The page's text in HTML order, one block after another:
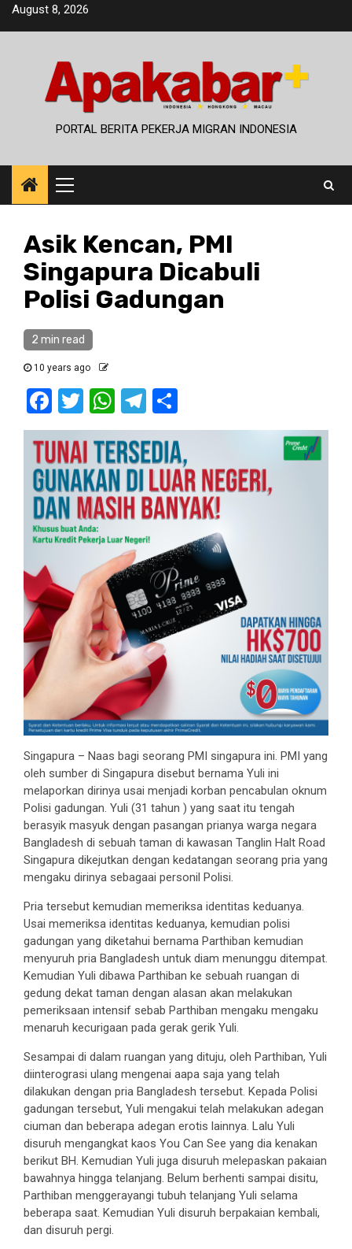
SkipAugust 8, 2026
PORTAL BERITA PEKERJA MIGRAN INDONESIA
Primary
Menu
Asik Kencan, PMI
Singapura Dicabuli
Polisi Gadungan
2 min read
10 years ago
Facebook
Twitter
WhatsApp
Telegram
Singapura – Naas bagi seorang PMI singapura ini. PMI yang
oleh sumber di Singapura disebut bernama Yuli ini
melaporkan dirinya usai menjadi korban pencabulan oknum
Polisi gadungan. Yuli (31 tahun ) yang saat itu tengah
berasyik masyuk dengan pasangan prianya warga negara
Bangladesh di sebuah taman di kawasan Tanglin Halt Road
Singapura dikejutkan dengan kedatangan seorang pria yang
mengaku dirinya sebagaai personil Polisi.
Pria tersebut kemudian memeriksa identitas keduanya.
Usai memeriksa identitas keduanya, kemudian polisi
gadungan yang diketahui bernama Parthiban kemudian
menyuruh pria Bangladesh untuk diam menunggu ditempat.
Kemudian Yuli dibawa Parthiban ke sebuah ruangan di
gedung dekat taman dengan alasan akan melakukan
pemeriksaan intensif sebab Parthiban mengaku mengaku
menaruh kecurigaan pada gerak gerik Yuli.
Sesampai di dalam ruangan yang dituju, oleh Parthiban, Yuli
diinterograsi ulang mengenai aapa saja yang telah
dilakukan dengan pria Bangladesh tersebut. Kepada Polisi
gadungan tersebut, Yuli mengakui telah melakukan adegan
ciuman dan beberapa adegan erotis lainnya. Lalu Yuli
disuruh mengangkat kaos You Can See yang dia kenakan
berikut BH. Kemudian Yuli juga disuruh melepaskan pakaian
bawahnya hingga telanjang. Belum berhenti sampai disitu,
Parthiban menggerayangi tubuh telanjang Yuli selama
beberapa saat. Kemudian Yuli disuruh berpakaian kembali,
dan disuruh pergi.